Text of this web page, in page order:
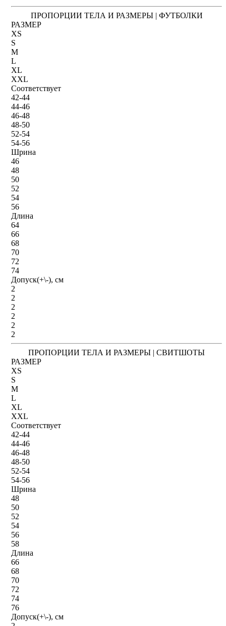
ПРОПОРЦИИ ТЕЛА И РАЗМЕРЫ | ФУТБОЛКИ
РАЗМЕР
XS
S
M
L
XL
XXL
Соответствует
42-44
44-46
46-48
48-50
52-54
54-56
Шрина
46
48
50
52
54
56
Длина
64
66
68
70
72
74
Допуск(+\-), см
2
2
2
2
2
2
ПРОПОРЦИИ ТЕЛА И РАЗМЕРЫ | СВИТШОТЫ
РАЗМЕР
XS
S
M
L
XL
XXL
Соответствует
42-44
44-46
46-48
48-50
52-54
54-56
Шрина
48
50
52
54
56
58
Длина
66
68
70
72
74
76
Допуск(+\-), см